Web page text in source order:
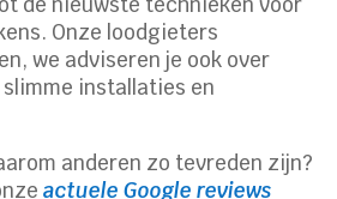
Onze loodgieters
we adviseren je ook over
installaties en
anderen zo tevreden zijn?
actuele Google reviews